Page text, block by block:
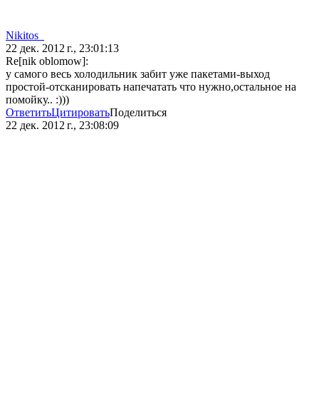
Nikitos_
22 дек. 2012 г., 23:01:13
Re[nik oblomow]:
у самого весь холодильник забит уже пакетами-выход
простой-отсканировать напечатать что нужно,остальное на
помойку.. :)))
ОтветитьЦитироватьПоделиться
22 дек. 2012 г., 23:08:09